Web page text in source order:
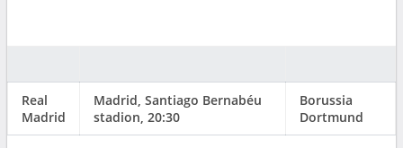
Real
Madrid
Madrid, Santiago Bernabéu
stadion, 20:30
Borussia
Dortmund